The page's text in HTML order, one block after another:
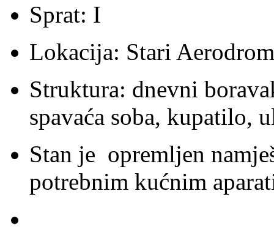
Sprat: I
Lokacija: Stari Aerodrom
Struktura: dnevni
spavaća soba, kupatilo,
Stan je opremljen
potrebnim kućnim